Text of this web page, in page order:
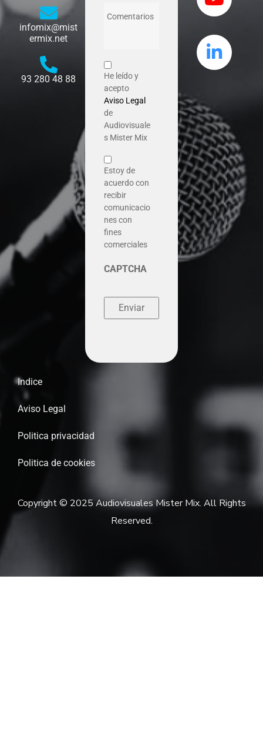
infomix@mist
ermix.net
93 280 48 88
He leído y
acepto
Aviso Legal
de
Audiovisuale
s Mister Mix
Estoy de
acuerdo con
recibir
comunicacio
nes con
fines
comerciales
CAPTCHA
Indice
Aviso Legal
Politica privacidad
Politica de cookies
Copyright © 2025 Audiovisuales Mister Mix. All Rights
Reserved.